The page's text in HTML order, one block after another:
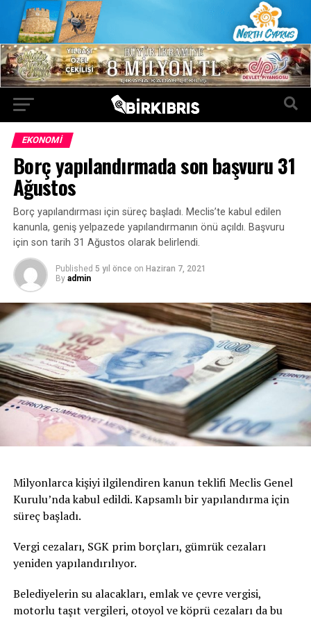
EKONOMI
Borç yapılandırmada son başvuru 31
Ağustos
Borç yapılandırması için süreç başladı. Meclis’te kabul edilen
kanunla, geniş yelpazede yapılandırmanın önü açıldı. Başvuru
için son tarih 31 Ağustos olarak belirlendi.
Published 5 yıl önce on Haziran 7, 2021
By admin
Milyonlarca kişiyi ilgilendiren kanun teklifi Meclis Genel
Kurulu’nda kabul edildi. Kapsamlı bir yapılandırma için
süreç başladı.
Vergi cezaları, SGK prim borçları, gümrük cezaları
yeniden yapılandırılıyor.
Belediyelerin su alacakları, emlak ve çevre vergisi,
motorlu taşıt vergileri, otoyol ve köprü cezaları da bu